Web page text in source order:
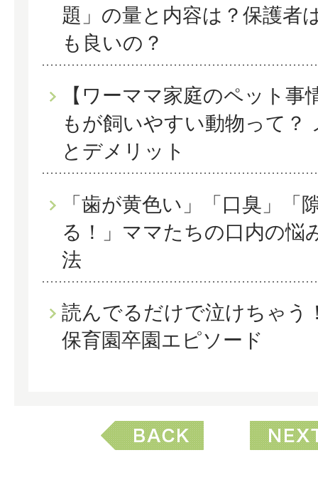
題」の量と内容は？保護者
も良いの？
【ワーママ家庭のペット事
もが飼いやすい動物って？
とデメリット
「歯が黄色い」「口臭」「
る！」ママたちの口内の悩
法
読んでるだけで泣けちゃう
保育園卒園エピソード